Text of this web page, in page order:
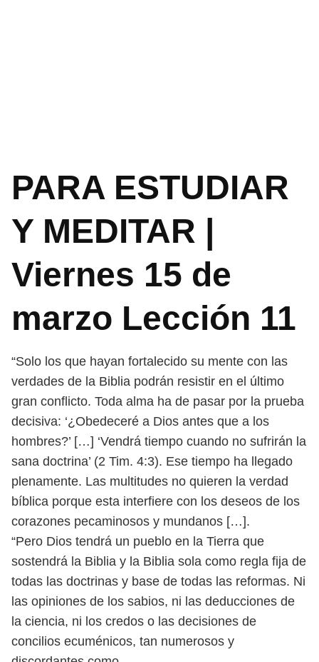
PARA ESTUDIAR
Y MEDITAR |
Viernes 15 de
marzo Lección 11
“Solo los que hayan fortalecido su mente con las
verdades de la Biblia podrán resistir en el último
gran conflicto. Toda alma ha de pasar por la prueba
decisiva: ‘¿Obedeceré a Dios antes que a los
hombres?’ […] ‘Vendrá tiempo cuando no sufrirán la
sana doctrina’ (2 Tim. 4:3). Ese tiempo ha llegado
plenamente. Las multitudes no quieren la verdad
bíblica porque esta interfiere con los deseos de los
corazones pecaminosos y mundanos […].
“Pero Dios tendrá un pueblo en la Tierra que
sostendrá la Biblia y la Biblia sola como regla fija de
todas las doctrinas y base de todas las reformas. Ni
las opiniones de los sabios, ni las deducciones de
la ciencia, ni los credos o las decisiones de
concilios ecuménicos, tan numerosos y